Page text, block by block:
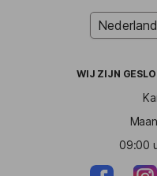
WIJ ZIJN
09:00